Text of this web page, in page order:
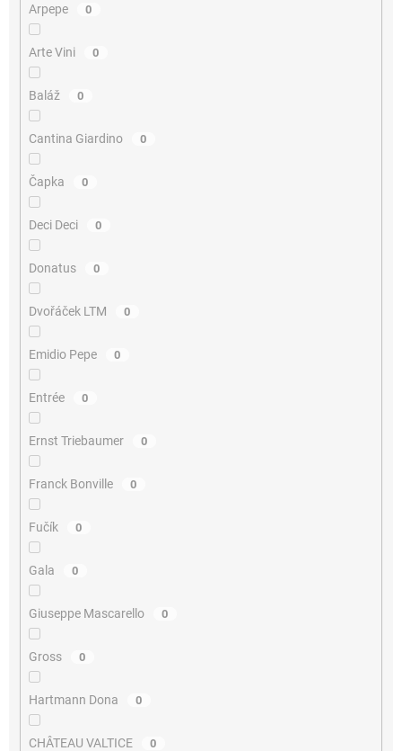
Arpepe 0
Arte Vini 0
Baláž 0
Cantina Giardino 0
Čapka 0
Deci Deci 0
Donatus 0
Dvořáček LTM 0
Emidio Pepe 0
Entrée 0
Ernst Triebaumer 0
Franck Bonville 0
Fučík 0
Gala 0
Giuseppe Mascarello 0
Gross 0
Hartmann Dona 0
CHÂTEAU VALTICE 0